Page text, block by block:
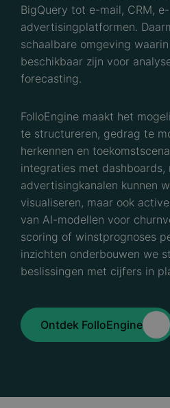
BigQuery tot e-mail, CRM,
advertisingplatformen.
schaalbare omgeving
beschikbaar zijn voor
forecasting.
FolloEngine maakt het
te structureren, gedrag te
herkennen en
integraties met dashboards,
advertisingkanalen kunnen
visualiseren, maar ook
van AI-modellen voor
scoring of winstprognoses
inzichten onderbouwen we
beslissingen met cijfers in
Ontdek FolloEngine